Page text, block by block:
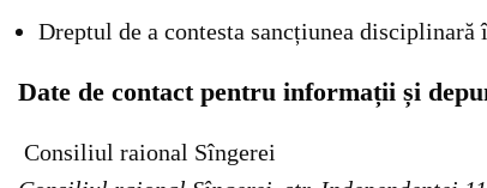
Dreptul de a contesta sancțiunea disciplinară
Date de contact pentru informații și
Consiliul raional Sîngerei